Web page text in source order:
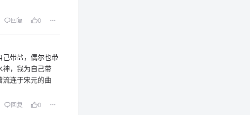
回复 0
己带盐，偶尔也带
神，我为自己带
流连于宋元的曲
回复 0